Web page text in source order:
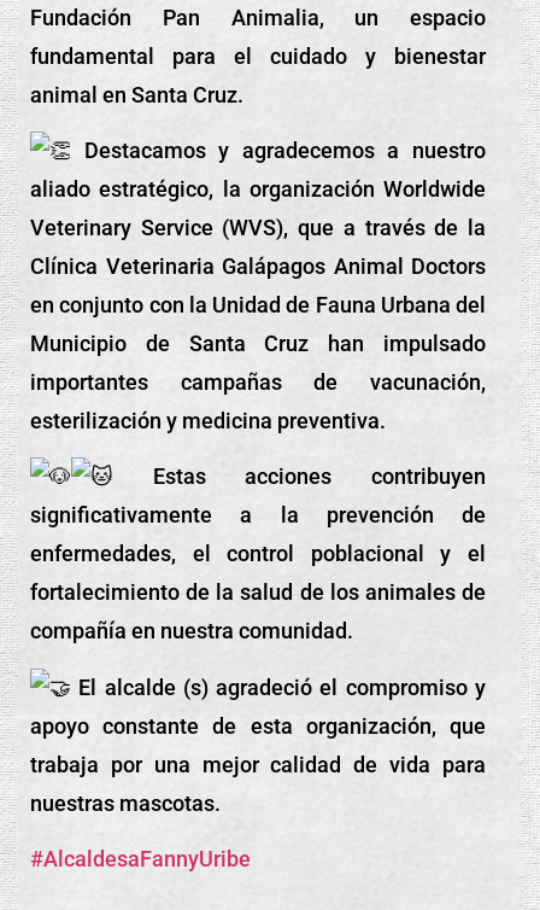
Fundación Pan Animalia, un espacio
fundamental para el cuidado y bienestar
animal en Santa Cruz.
Destacamos y agradecemos a nuestro
aliado estratégico, la organización Worldwide
Veterinary Service (WVS), que a través de la
Clínica Veterinaria Galápagos Animal Doctors
en conjunto con la Unidad de Fauna Urbana del
Municipio de Santa Cruz han impulsado
importantes campañas de vacunación,
esterilización y medicina preventiva.
Estas acciones contribuyen
significativamente a la prevención de
enfermedades, el control poblacional y el
fortalecimiento de la salud de los animales de
compañía en nuestra comunidad.
El alcalde (s) agradeció el compromiso y
apoyo constante de esta organización, que
trabaja por una mejor calidad de vida para
nuestras mascotas.
#AlcaldesaFannyUribe